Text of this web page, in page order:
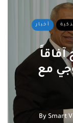
أخبار
آفاقاً
مع
By Smart